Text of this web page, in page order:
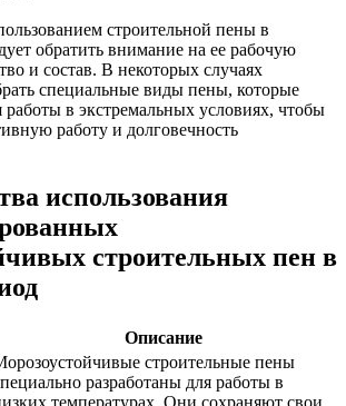
строительной пены в
обратить внимание на ее рабочую
и состав. В некоторых случаях
специальные виды пены, которые
работы в экстремальных условиях, чтобы
работу и долговечность
использования
строительных пен в
Описание
строительные пены
разработаны для работы в